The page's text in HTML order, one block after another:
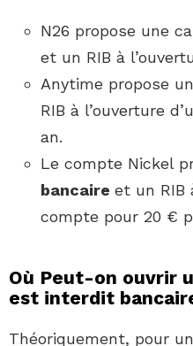
N26 propose une
et un RIB à
Anytime propose
RIB à l’ouverture
an.
Le compte Nickel
bancaire et un RIB
compte pour 20 €
Où Peut-on ouvrir
est interdit
Théoriquement, pour un